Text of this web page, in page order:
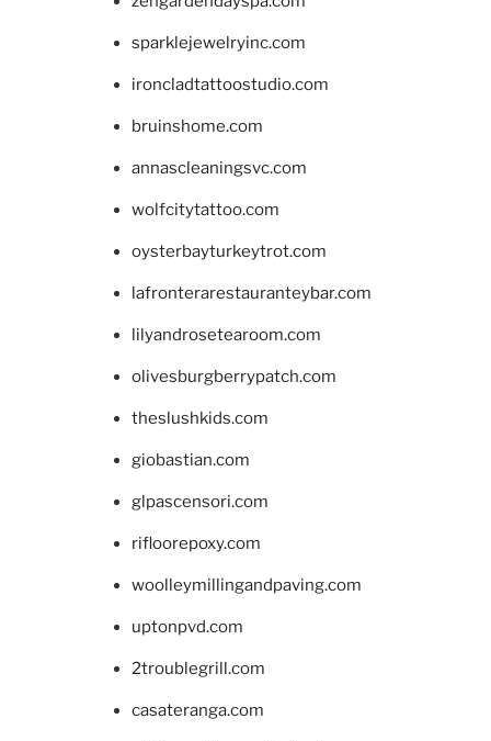
sparklejewelryinc.com
ironcladtattoostudio.com
bruinshome.com
annascleaningsvc.com
wolfcitytattoo.com
oysterbayturkeytrot.com
lafronterarestauranteybar.com
lilyandrosetearoom.com
olivesburgberrypatch.com
theslushkids.com
giobastian.com
glpascensori.com
rifloorepoxy.com
woolleymillingandpaving.com
uptonpvd.com
2troublegrill.com
casateranga.com